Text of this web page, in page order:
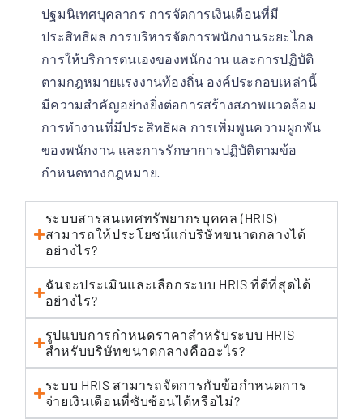
ปฐมนิเทศบุคลากร การจัดการเงินเดือนที่มี
ประสิทธิผล การบริหารจัดการพนักงานระยะไกล
การให้บริการตนเองของพนักงาน และการปฏิบัติ
ตามกฎหมายแรงงานท้องถิ่น องค์ประกอบเหล่านี้
มีความสำคัญอย่างยิ่งต่อการสร้างสภาพแวดล้อม
การทำงานที่มีประสิทธิผล การเพิ่มพูนความผูกพัน
ของพนักงาน และการรักษาการปฏิบัติตามข้อ
กำหนดทางกฎหมาย.
ระบบสารสนเทศทรัพยากรบุคคล (HRIS)
สามารถให้ประโยชน์แก่บริษัทขนาดกลางได้
อย่างไร?
ฉันจะประเมินและเลือกระบบ HRIS ที่ดีที่สุดได้
อย่างไร?
รูปแบบการกำหนดราคาสำหรับระบบ HRIS
สำหรับบริษัทขนาดกลางคืออะไร?
ระบบ HRIS สามารถจัดการกับข้อกำหนดการ
จ่ายเงินเดือนที่ซับซ้อนได้หรือไม่?